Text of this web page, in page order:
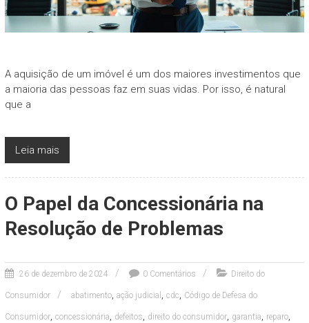
A aquisição de um imóvel é um dos maiores investimentos que
a maioria das pessoas faz em suas vidas. Por isso, é natural
que a
Leia mais
O Papel da Concessionária na
Resolução de Problemas
26 de dezembro de 2024 0 Comentários Direito do
Consumidor abatimento, ação judicial , cdc, Código de Defesa do
Consumidor, concessionária, defeitos, direito do consumidor, garantia, reparo,